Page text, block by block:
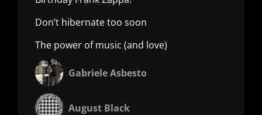
Don’t hibernate too soon
The power of music (and love)
Gabriele Asbesto
August Black